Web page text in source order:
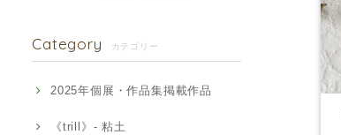
Category カテゴリー
2025年個展・作品集掲載作品
《trill》- 粘土